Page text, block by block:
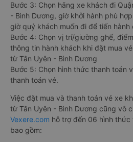
Bước 3: Chọn hãng xe khách đi
- Bình Dương, giờ khởi hành phù
giờ quý khách muốn đi để tiến hành
Bước 4: Chọn vị trí/giường ghế,
thông tin hành khách khi đặt mua
từ Tân Uyên - Bình Dương
Bước 5: Chọn hình thức thanh toán
thanh toán vé.
Việc đặt mua và thanh toán vé xe
từ Tân Uyên - Bình Dương cũng vô
Vexere.com hỗ trợ đến 06 hình thức
bao gồm: